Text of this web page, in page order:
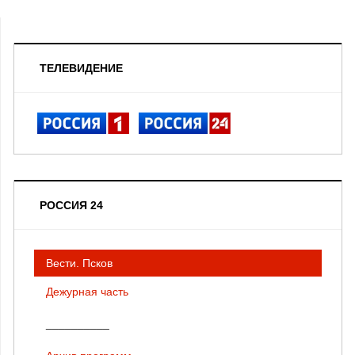
ТЕЛЕВИДЕНИЕ
РОССИЯ 24
Вести. Псков
Дежурная часть